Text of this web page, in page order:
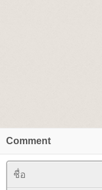
Comment